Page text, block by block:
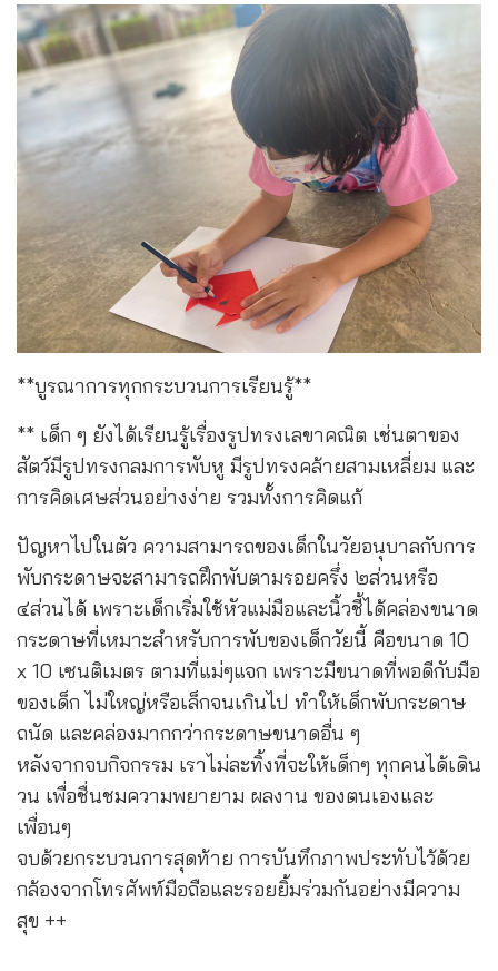
**บูรณาการทุกกระบวนการเรียนรู้**
** เด็ก ๆ ยังได้เรียนรู้เรื่องรูปทรงเลขาคณิต เช่นตาของ
สัตว์มีรูปทรงกลมการพับหู มีรูปทรงคล้ายสามเหลี่ยม และ
การคิดเศษส่วนอย่างง่าย รวมทั้งการคิดแก้
ปัญหาไปในตัว ความสามารถของเด็กในวัยอนุบาลกับการ
พับกระดาษจะสามารถฝึกพับตามรอยครึ่ง ๒ส่วนหรือ
๔ส่วนได้ เพราะเด็กเริ่มใช้หัวแม่มือและนิ้วชี้ได้คล่องขนาด
กระดาษที่เหมาะสำหรับการพับของเด็กวัยนี้ คือขนาด 10
x 10 เซนติเมตร ตามที่แม่ๆแจก เพราะมีขนาดที่พอดีกับมือ
ของเด็ก ไม่ใหญ่หรือเล็กจนเกินไป ทำให้เด็กพับกระดาษ
ถนัด และคล่องมากกว่ากระดาษขนาดอื่น ๆ
หลังจากจบกิจกรรม เราไม่ละทิ้งที่จะให้เด็กๆ ทุกคนได้เดิน
วน เพื่อชื่นชมความพยายาม ผลงาน ของตนเองและ
เพื่อนๆ
จบด้วยกระบวนการสุดท้าย การบันทึกภาพประทับไว้ด้วย
กล้องจากโทรศัพท์มือถือและรอยยิ้มร่วมกันอย่างมีความ
สุข ++